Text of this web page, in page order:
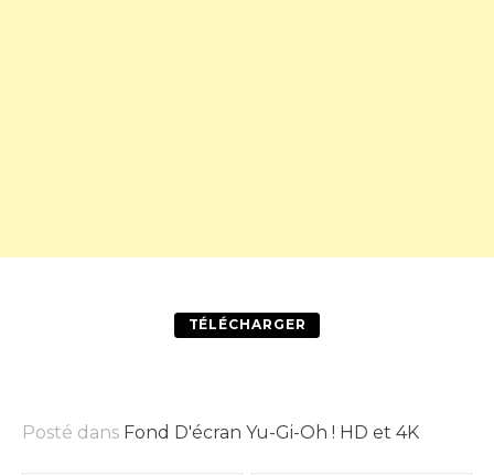
TÉLÉCHARGER
Posté dans Fond D'écran Yu-Gi-Oh ! HD et 4K